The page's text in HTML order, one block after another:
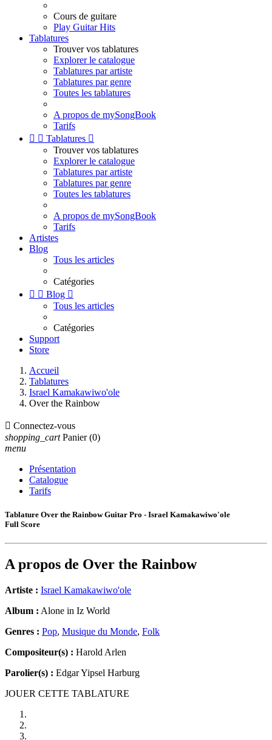
Cours de guitare
Play Guitar Hits
Tablatures
Trouver vos tablatures
Explorer le catalogue
Tablatures par artiste
Tablatures par genre
Toutes les tablatures
A propos de mySongBook
Tarifs
  Tablatures 
Trouver vos tablatures
Explorer le catalogue
Tablatures par artiste
Tablatures par genre
Toutes les tablatures
A propos de mySongBook
Tarifs
Artistes
Blog
Tous les articles
Catégories
  Blog 
Tous les articles
Catégories
Support
Store
Accueil
Tablatures
Israel Kamakawiwo'ole
Over the Rainbow
 Connectez-vous
shopping_cart Panier (0)
menu
Présentation
Catalogue
Tarifs
Tablature Over the Rainbow Guitar Pro - Israel Kamakawiwo'ole
Full Score
A propos de Over the Rainbow
Artiste : Israel Kamakawiwo'ole
Album : Alone in Iz World
Genres : Pop, Musique du Monde, Folk
Compositeur(s) : Harold Arlen
Parolier(s) : Edgar Yipsel Harburg
JOUER CETTE TABLATURE